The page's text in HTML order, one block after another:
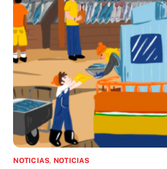
NOTICIAS, NOTICIAS